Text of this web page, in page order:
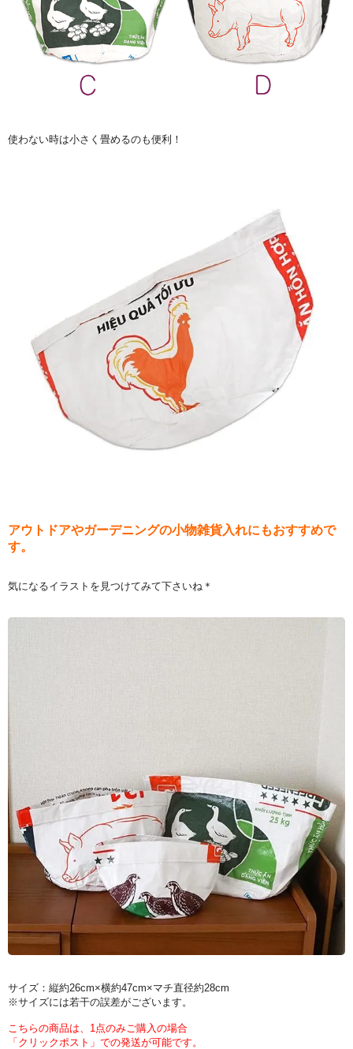
使わない時は小さく畳めるのも便利！
アウトドアやガーデニングの小物雑貨入れにもおすすめで
す。
気になるイラストを見つけてみて下さいね＊
サイズ：縦約26cm×横約47cm×マチ直径約28cm
※サイズには若干の誤差がございます。
こちらの商品は、1点のみご購入の場合
「クリックポスト」での発送が可能です。